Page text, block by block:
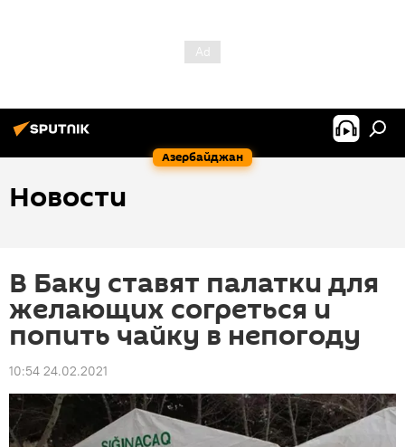
Азербайджан
Новости
В Баку ставят палатки для
желающих согреться и
попить чайку в непогоду
10:54 24.02.2021